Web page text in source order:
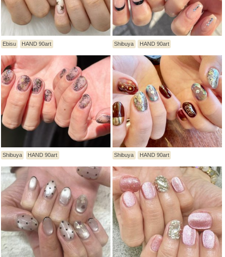
Ebisu HAND 90art Shibuya HAND 90art
Shibuya HAND 90art Shibuya HAND 90art